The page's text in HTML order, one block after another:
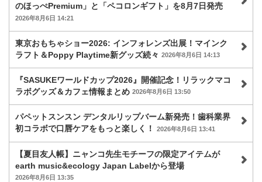
のほっぺPremium」と「ペコロンギフト」を8月7日発売
2026年8月6日 14:21
東京おもちゃショー2026: インフォレンズ出展！マインク
ラフト＆Poppy Playtime新グッズ続々 2026年8月6日 14:13
『SASUKEワールドカップ2026』開催記念！リラックマコ
ラボグッズ＆カフェ情報まとめ 2026年8月6日 13:50
パペットスンスン デンタルリップバーム新発売！歯科業界
初コラボで口唇ケアをもっと楽しく！
2026年8月6日 13:41
【夏目友人帳】ニャンコ先生モチーフの限定アイテムが
earth music&ecology Japan Labelから登場
2026年8月6日 13:35